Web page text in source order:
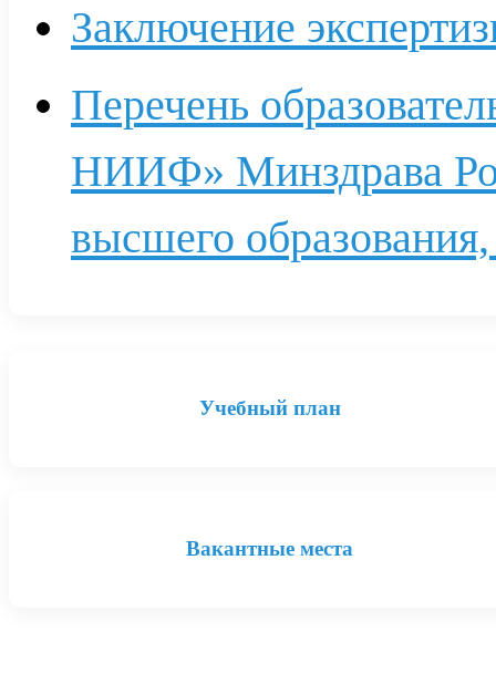
Заключение
Перечень
НИИФ» Минздрава
высшего
Учебный план
Вакантные места